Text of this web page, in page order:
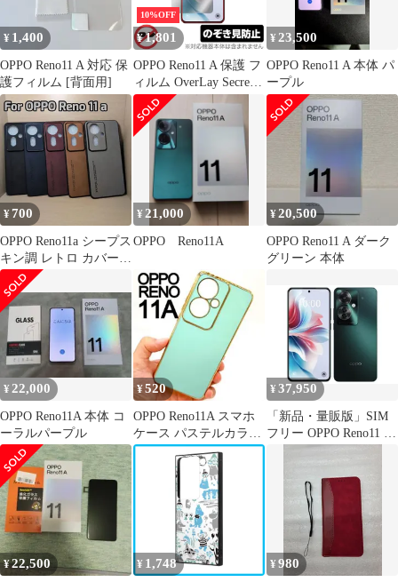
バー シンプル oppo
reno11a スマホケース
耐衝撃TPU素材
ッチ 表面硬度10H 耐衝
撃 キズ防止 割れにくい
飛散防止 疎油 撥水 指
紋軽減
¥ 1,400
OPPO Reno11 A 対応 保
護フィルム [背面用]
10%OFF
¥1,801
OPPO Reno11 A 保護 フ
ィルム OverLay Secret
for オッポ スマホ リノ
液晶保護 プライバシー
フィルター 覗き見防止
¥23,500
OPPO Reno11 A 本体 パ
ープル
¥700
OPPO Reno11a シープス
キン調 レトロ カバー
ケース
¥ 21,000
OPPO Reno11A
¥20,500
OPPO Reno11 A ダーク
グリーン 本体
¥ 22,000
OPPO Reno11A 本体 コ
ーラルパープル
¥520
OPPO Reno11A スマホ
ケース パステルカラ
ー ミントグリーン
¥37,950
「新品・量販版」SIM
フリー OPPO Reno11 A
[ダークグリーン]
¥22,500 ¥ 1,748 ¥980